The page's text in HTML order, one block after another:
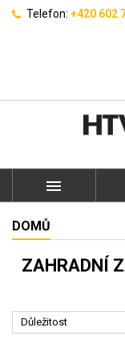
Telefon: +420 602

DOMŮ
ZAHRADNÍ
Důležitost